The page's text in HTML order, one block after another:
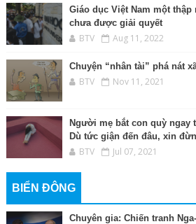
Giáo dục Việt Nam một
chưa được giải quyết
BTV Aug 11, 2022
Chuyện “nhân tài” phá nát
BTV Nov 11, 2021
Người mẹ bắt con quỳ
Dù tức giận đến đâu, xin
BTV Jul 07, 2021
BIỂN ĐÔNG
Chuyên gia: Chiến tranh